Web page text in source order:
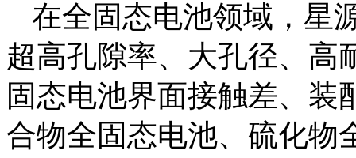
在全固态电池领域，星
超高孔隙率、大孔径、高
固态电池界面接触差、装
合物全固态电池、硫化物